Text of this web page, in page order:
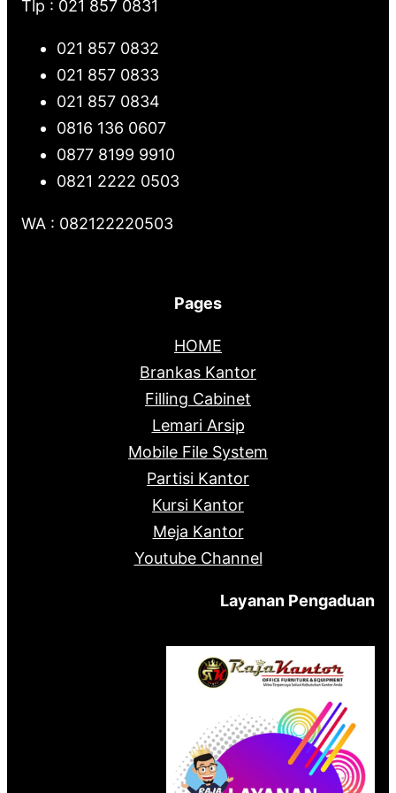
Tlp : 021 857 0831
021 857 0832
021 857 0833
021 857 0834
0816 136 0607
0877 8199 9910
0821 2222 0503
WA : 082122220503
Pages
HOME
Brankas Kantor
Filling Cabinet
Lemari Arsip
Mobile File System
Partisi Kantor
Kursi Kantor
Meja Kantor
Youtube Channel
Layanan Pengaduan